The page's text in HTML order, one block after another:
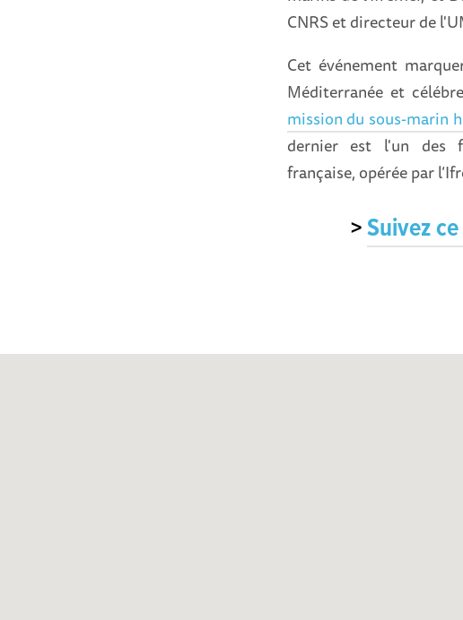
CNRS et directeur de
Cet événement
Méditerranée et
mission du sous-marin
dernier est l'un des
française, opérée par
>Suivez